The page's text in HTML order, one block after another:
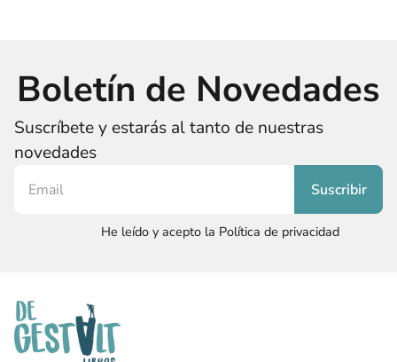
Boletín de Novedades
Suscríbete y estarás al tanto de nuestras
novedades
He leído y acepto la Política de privacidad